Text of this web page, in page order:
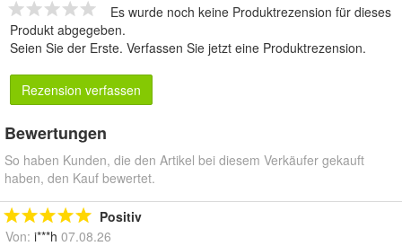
Es wurde noch keine Produktrezension für dieses
Produkt abgegeben.
Seien Sie der Erste. Verfassen Sie jetzt eine Produktrezension.
Rezension verfassen
Bewertungen
So haben Kunden, die den Artikel bei diesem Verkäufer gekauft
haben, den Kauf bewertet.
Positiv
Von: i***h 07.08.26